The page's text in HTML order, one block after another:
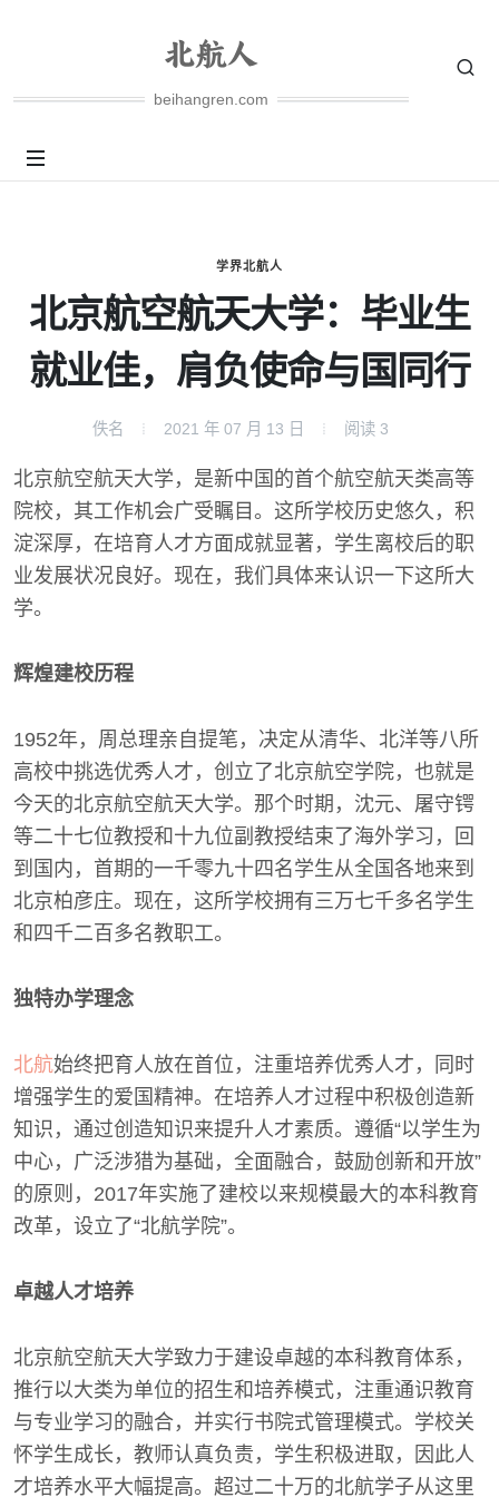
beihangren.com
学界北航人
北京航空航天大学：毕业生
就业佳，肩负使命与国同行
佚名 2021 年 07 月 13 日 阅读 3
北京航空航天大学，是新中国的首个航空航天类高等
院校，其工作机会广受瞩目。这所学校历史悠久，积
淀深厚，在培育人才方面成就显著，学生离校后的职
业发展状况良好。现在，我们具体来认识一下这所大
学。
辉煌建校历程
1952年，周总理亲自提笔，决定从清华、北洋等八所
高校中挑选优秀人才，创立了北京航空学院，也就是
今天的北京航空航天大学。那个时期，沈元、屠守锷
等二十七位教授和十九位副教授结束了海外学习，回
到国内，首期的一千零九十四名学生从全国各地来到
北京柏彦庄。现在，这所学校拥有三万七千多名学生
和四千二百多名教职工。
独特办学理念
北航始终把育人放在首位，注重培养优秀人才，同时
增强学生的爱国精神。在培养人才过程中积极创造新
知识，通过创造知识来提升人才素质。遵循“以学生为
中心，广泛涉猎为基础，全面融合，鼓励创新和开放”
的原则，2017年实施了建校以来规模最大的本科教育
改革，设立了“北航学院”。
卓越人才培养
北京航空航天大学致力于建设卓越的本科教育体系，
推行以大类为单位的招生和培养模式，注重通识教育
与专业学习的融合，并实行书院式管理模式。学校关
怀学生成长，教师认真负责，学生积极进取，因此人
才培养水平大幅提高。超过二十万的北航学子从这里